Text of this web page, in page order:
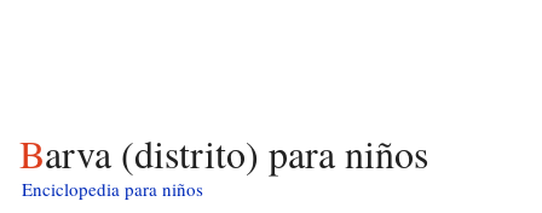
Barva (distrito) para niños
Enciclopedia para niños